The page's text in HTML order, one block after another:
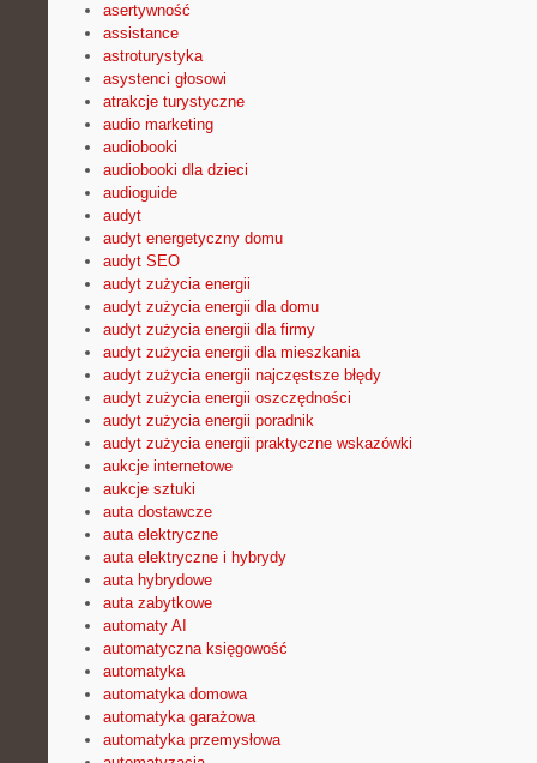
asertywność
assistance
astroturystyka
asystenci głosowi
atrakcje turystyczne
audio marketing
audiobooki
audiobooki dla dzieci
audioguide
audyt
audyt energetyczny domu
audyt SEO
audyt zużycia energii
audyt zużycia energii dla domu
audyt zużycia energii dla firmy
audyt zużycia energii dla mieszkania
audyt zużycia energii najczęstsze błędy
audyt zużycia energii oszczędności
audyt zużycia energii poradnik
audyt zużycia energii praktyczne wskazówki
aukcje internetowe
aukcje sztuki
auta dostawcze
auta elektryczne
auta elektryczne i hybrydy
auta hybrydowe
auta zabytkowe
automaty AI
automatyczna księgowość
automatyka
automatyka domowa
automatyka garażowa
automatyka przemysłowa